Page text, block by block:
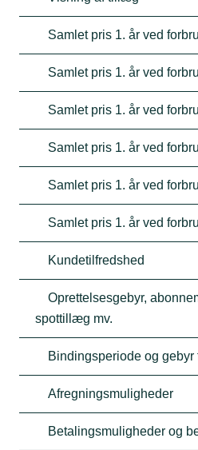
Samlet pris 1. år ved
Samlet pris 1. år ved
Samlet pris 1. år ved
Samlet pris 1. år ved
Samlet pris 1. år ved
Samlet pris 1. år ved
Kundetilfredshed
Oprettelsesgebyr,
spottillæg mv.
Bindingsperiode og gebyr
Afregningsmuligheder
Betalingsmuligheder og